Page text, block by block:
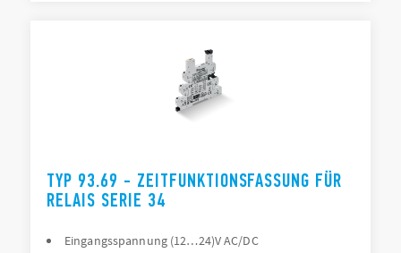
TYP 93.69 - ZEITFUNKTIONSFASSUNG FÜR
RELAIS SERIE 34
Eingangsspannung (12…24)V AC/DC